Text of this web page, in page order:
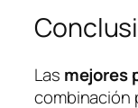
Las mejores
combinación